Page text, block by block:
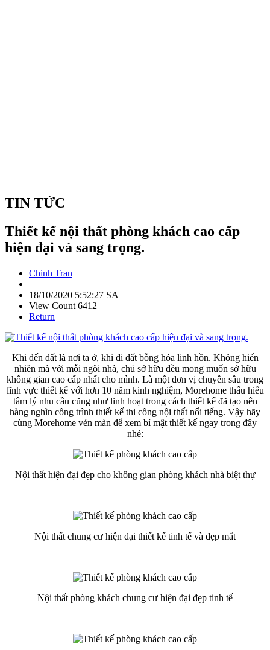
TIN TỨC
Thiết kế nội thất phòng khách cao cấp
hiện đại và sang trọng.
Chinh Tran
18/10/2020 5:52:27 SA
View Count 6412
Return
Khi đến đất là nơi ta ở, khi đi đất bỗng hóa linh hồn. Không hiển
nhiên mà với mỗi ngôi nhà, chủ sở hữu đều mong muốn sở hữu
không gian cao cấp nhất cho mình. Là một đơn vị chuyên sâu trong
lĩnh vực thiết kế với hơn 10 năm kinh nghiệm, Morehome thấu hiểu
tâm lý nhu cầu cũng như linh hoạt trong cách thiết kế đã tạo nên
hàng nghìn công trình thiết kế thi công nội thất nổi tiếng. Vậy hãy
cùng Morehome vén màn để xem bí mật thiết kế ngay trong đây
nhé:
Nội thất hiện đại đẹp cho không gian phòng khách nhà biệt thự
Nội thất chung cư hiện đại thiết kế tinh tế và đẹp mắt
Nội thất phòng khách chung cư hiện đại đẹp tinh tế